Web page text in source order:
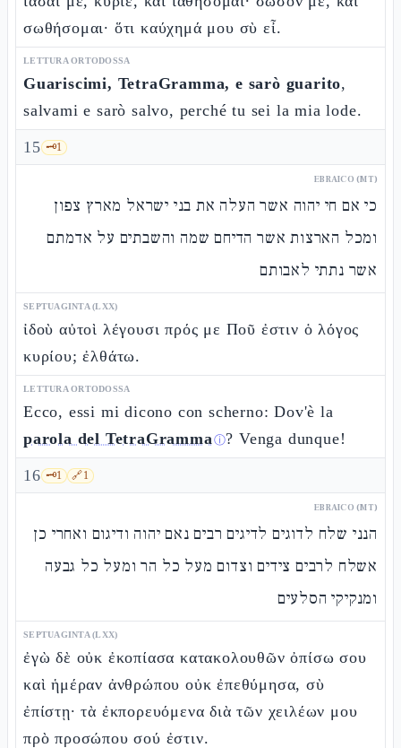
σωθήσομαι· ὅτι καύχημά μου σὺ εἶ.
LETTURA ORTODOSSA
Guariscimi, TetraGramma, e sarò guarito,
salvami e sarò salvo, perché tu sei la mia lode.
15 🗝️1
EBRAICO (MT)
כי אם חי יהוה אשר העלה את בני ישראל מארץ צפון
ומכל הארצות אשר הדיחם שמה והשבתים על אדמתם
אשר נתתי לאבותם
SEPTUAGINTA (LXX)
ἰδοὺ αὐτοὶ λέγουσι πρός με Ποῦ ἐστιν ὁ λόγος
κυρίου; ἐλθάτω.
LETTURA ORTODOSSA
Ecco, essi mi dicono con scherno: Dov'è la
parola del TetraGrammaⓘ? Venga dunque!
16 🗝️1 🔗1
EBRAICO (MT)
הנני שלח לדוגים לדיגים רבים נאם יהוה ודיגום ואחרי כן
אשלח לרבים צידים וצדום מעל כל הר ומעל כל גבעה
ומנקיקי הסלעים
SEPTUAGINTA (LXX)
ἐγὼ δὲ οὐκ ἐκοπίασα κατακολουθῶν ὀπίσω σου
καὶ ἡμέραν ἀνθρώπου οὐκ ἐπεθύμησα, σὺ
ἐπίστῃ· τὰ ἐκπορευόμενα διὰ τῶν χειλέων μου
πρὸ προσώπου σού ἐστιν.